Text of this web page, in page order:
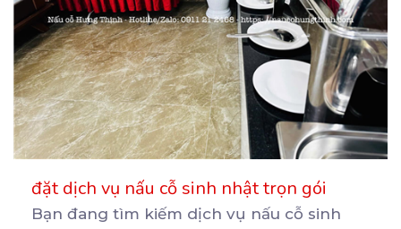
đặt dịch vụ nấu cỗ sinh nhật trọn gói
Bạn đang tìm kiếm dịch vụ nấu cỗ sinh